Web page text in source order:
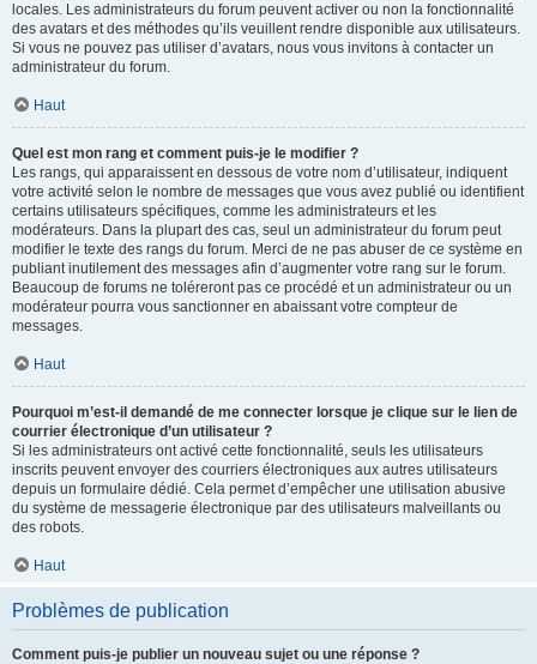
locales. Les administrateurs du forum peuvent activer ou non la fonctionnalité
des avatars et des méthodes qu’ils veuillent rendre disponible aux utilisateurs.
Si vous ne pouvez pas utiliser d’avatars, nous vous invitons à contacter un
administrateur du forum.
Haut
Quel est mon rang et comment puis-je le modifier ?
Les rangs, qui apparaissent en dessous de votre nom d’utilisateur, indiquent
votre activité selon le nombre de messages que vous avez publié ou identifient
certains utilisateurs spécifiques, comme les administrateurs et les
modérateurs. Dans la plupart des cas, seul un administrateur du forum peut
modifier le texte des rangs du forum. Merci de ne pas abuser de ce système en
publiant inutilement des messages afin d’augmenter votre rang sur le forum.
Beaucoup de forums ne toléreront pas ce procédé et un administrateur ou un
modérateur pourra vous sanctionner en abaissant votre compteur de
messages.
Haut
Pourquoi m’est-il demandé de me connecter lorsque je clique sur le lien de
courrier électronique d’un utilisateur ?
Si les administrateurs ont activé cette fonctionnalité, seuls les utilisateurs
inscrits peuvent envoyer des courriers électroniques aux autres utilisateurs
depuis un formulaire dédié. Cela permet d’empêcher une utilisation abusive
du système de messagerie électronique par des utilisateurs malveillants ou
des robots.
Haut
Problèmes de publication
Comment puis-je publier un nouveau sujet ou une réponse ?